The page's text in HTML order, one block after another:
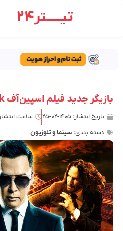
تیـــــتر24
بازیگر جدید فیلم اسپین‌آف John Wick معرفی شد
تاریخ انتشار: ۱۴۰۵-۰۲-۲۵ ساعت انتشار
دسته بندی: سینما و تلوزیون